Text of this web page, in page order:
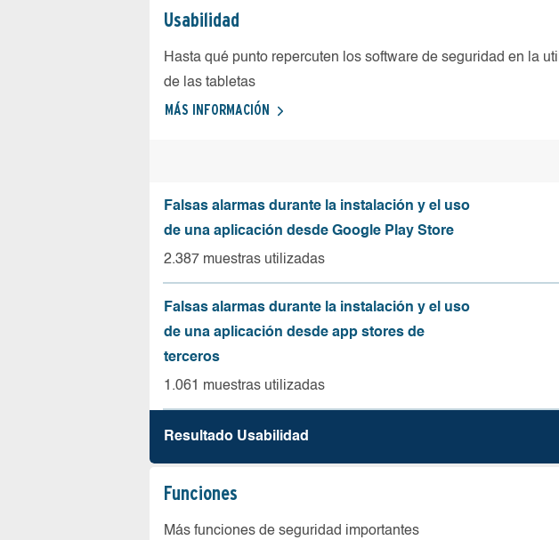
Usabilidad
Hasta qué punto repercuten los software de seguridad en la
de las tabletas
MÁS INFORMACIÓN
Falsas alarmas durante la instalación y el uso
de una aplicación desde Google Play Store
2.387 muestras utilizadas
Falsas alarmas durante la instalación y el uso
de una aplicación desde app stores de
terceros
1.061 muestras utilizadas
Resultado Usabilidad
Funciones
Más funciones de seguridad importantes